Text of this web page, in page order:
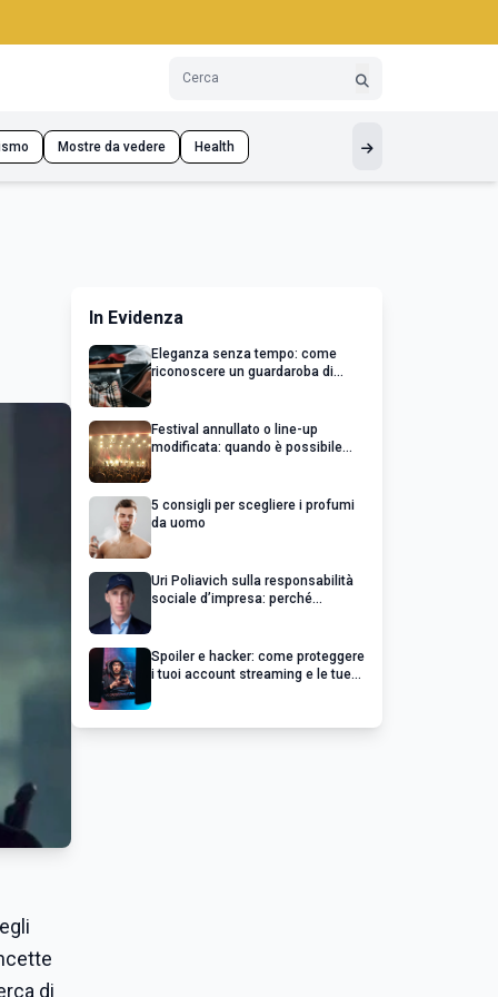
Mostre da vedere Health
di
In Evidenza
Eleganza senza tempo: come
riconoscere un guardaroba di
Festival annullato o line-up
modificata: quando è possibile
5 consigli per scegliere i profumi
da uomo
Uri Poliavich sulla responsabilità
sociale d’impresa: perché
Spoiler e hacker: come proteggere
i tuoi account streaming e le tue